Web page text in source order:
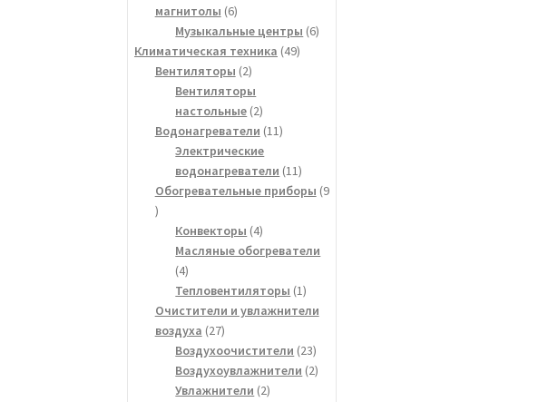
магнитолы 66
товаров
Музыкальные центры 66
Климатическая техника 4949
Вентиляторы 22
товара
Вентиляторы
настольные 22
товара
Водонагреватели 1111
Электрические
водонагреватели 1111
товаров
Обогревательные приборы 9
9
товаров
Конвекторы 44
товара
Масляные обогреватели
44
товара
Тепловентиляторы 11
товар
Очистители и увлажнители
воздуха 2727
товаров
Воздухоочистители 2323
товара
Воздухоувлажнители 22
Увлажнители 22